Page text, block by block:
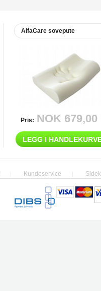
AlfaCare sovepute
Pris: NOK 679,00
LEGG I
Kundeservice